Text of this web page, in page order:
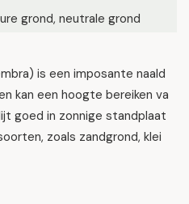
grond, neutrale grond
is een imposante naald
kan een hoogte bereiken va
goed in zonnige standplaat
zoals zandgrond, klei